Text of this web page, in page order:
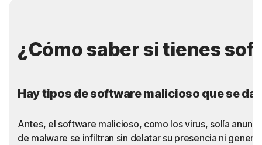
¿Cómo saber si tienes
Hay tipos de software malicioso que se
Antes, el software malicioso, como los virus, solía
de malware se infiltran sin delatar su presencia ni